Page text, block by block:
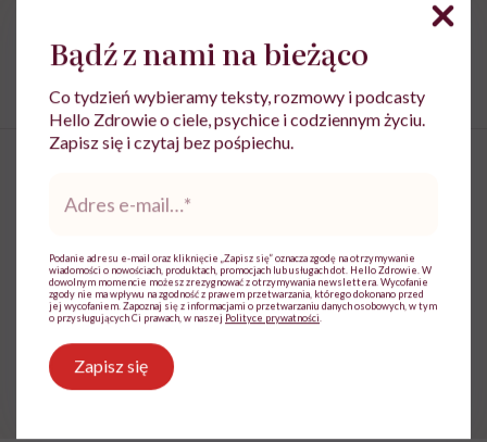
Zanieczyszczenia
po której będzie płakał. To mogą
być ziemniaki”. Katarzyna Boni
o żałobie klimatycznej
Bądź z nami na bieżąco
Co tydzień wybieramy teksty, rozmowy i podcasty
Hello Zdrowie o ciele, psychice i codziennym życiu.
Zapisz się i czytaj bez pośpiechu.
mail*
Podanie adresu e-mail oraz kliknięcie „Zapisz się” oznacza zgodę na otrzymywanie
wiadomości o nowościach, produktach, promocjach lub usługach dot. Hello Zdrowie. W
dowolnym momencie możesz zrezygnować z otrzymywania newslettera. Wycofanie
zgody nie ma wpływu na zgodność z prawem przetwarzania, którego dokonano przed
jej wycofaniem. Zapoznaj się z informacjami o przetwarzaniu danych osobowych, w tym
o przysługujących Ci prawach, w naszej Polityce prywatności
Zapisz się